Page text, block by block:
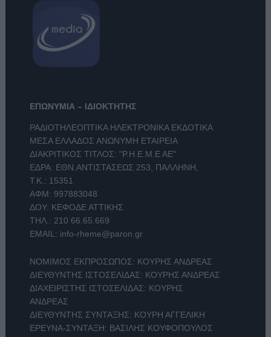
ΕΠΩΝΥΜΙΑ – ΙΔΙΟΚΤΗΤΗΣ
ΡΑΔΙΟΤΗΛΕΟΠΤΙΚΑ ΗΛΕΚΤΡΟΝΙΚΑ ΕΚΔΟΤΙΚΑ
ΜΕΣΑ ΕΛΛΑΔΟΣ ΑΝΩΝΥΜΗ ΕΤΑΙΡΕΙΑ
ΔΙΑΚΡΙΤΙΚΟΣ ΤΙΤΛΟΣ: "Ρ.Η.Ε.Μ.Ε ΑΕ"
ΕΔΡΑ: ΕΘΝ.ΑΝΤΙΣΤΑΣΕΩΣ 253, ΠΑΛΛΗΝΗ,
Τ.Κ.: 15351
ΑΦΜ: 997883048
ΔΟΥ: ΚΕΦΟΔΕ ΑΤΤΙΚΗΣ
ΤΗΛ.: 210 66.65.669
EMAIL: info-rheme@paron.gr
ΝΟΜΙΜΟΣ ΕΚΠΡΟΣΩΠΟΣ: ΚΟΥΡΗΣ ΑΝΔΡΕΑΣ
ΔΙΕΥΘΥΝΤΗΣ ΙΣΤΟΣΕΛΙΔΑΣ: ΚΟΥΡΗΣ ΑΝΔΡΕΑΣ
ΔΙΑΧΕΙΡΙΣΤΗΣ ΙΣΤΟΣΕΛΙΔΑΣ: ΚΟΥΡΗΣ
ΑΝΔΡΕΑΣ
ΔΙΕΥΘΥΝΤΗΣ ΣΥΝΤΑΞΗΣ: ΚΟΥΡΗ ΑΓΓΕΛΙΚΗ
ΕΡΕΥΝΑ-ΣΥΝΤΑΞΗ: ΒΑΣΙΛΗΣ ΚΟΥΦΟΠΟΥΛΟΣ